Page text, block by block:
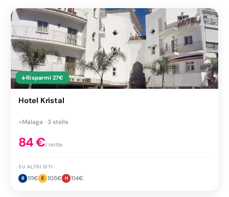
↓Risparmi 27€
Hotel Kristal
●Malaga · 3 stelle
84€/ notte
SU ALTRI SITI
B 111€ E 105€ H 114€